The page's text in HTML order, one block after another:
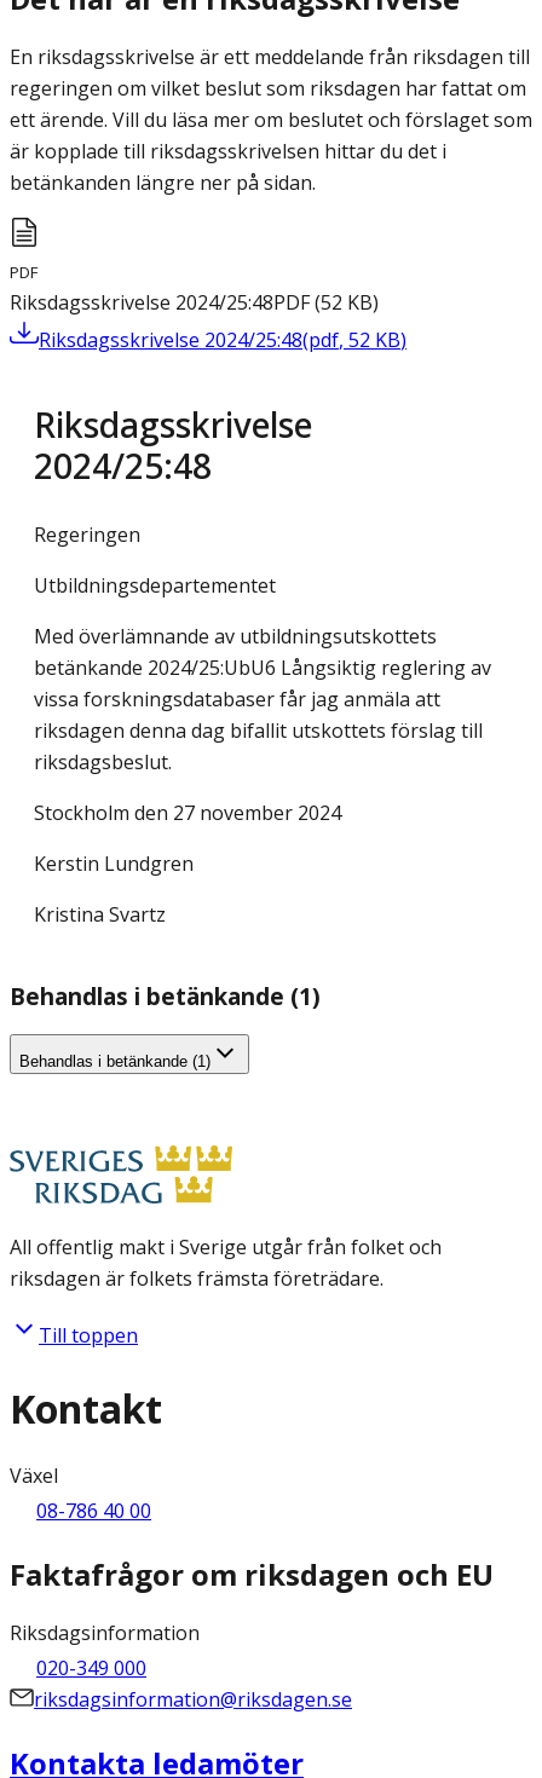
En riksdagsskrivelse är ett meddelande från riksdagen till
regeringen om vilket beslut som riksdagen har fattat om
ett ärende. Vill du läsa mer om beslutet och förslaget som
är kopplade till riksdagsskrivelsen hittar du det i
betänkanden längre ner på sidan.
PDF
Riksdagsskrivelse 2024/25:48PDF(52 KB)
Riksdagsskrivelse 2024/25:48(pdf, 52 KB)
Riksdagsskrivelse
2024/25:48
Regeringen
Utbildningsdepartementet
Med överlämnande av utbildningsutskottets
betänkande 2024/25:UbU6 Långsiktig reglering av
vissa forskningsdatabaser får jag anmäla att
riksdagen denna dag bifallit utskottets förslag till
riksdagsbeslut.
Stockholm den 27 november 2024
Kerstin Lundgren
Kristina Svartz
Behandlas i betänkande (1)
Behandlas i betänkande (1)
All offentlig makt i Sverige utgår från folket och
riksdagen är folkets främsta företrädare.
Till toppen
Kontakt
Växel
08-786 40 00
Faktafrågor om riksdagen och EU
Riksdagsinformation
020-349 000
riksdagsinformation@riksdagen.se
Kontakta ledamöter